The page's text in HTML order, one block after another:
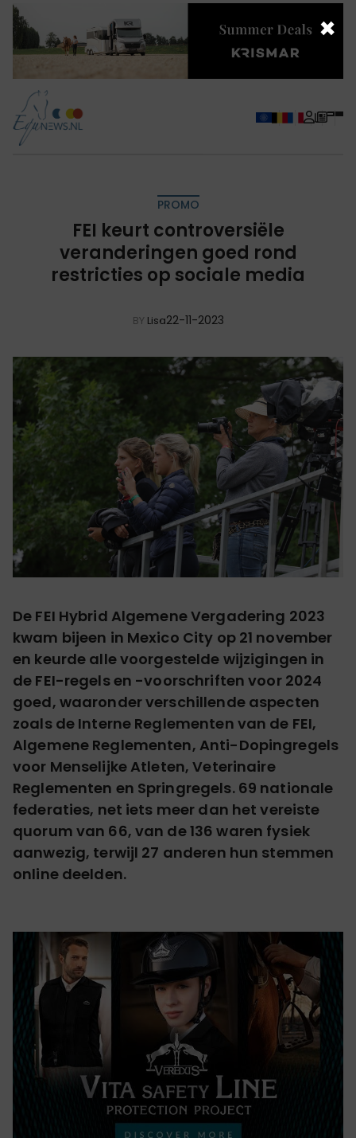
PROMO
FEI keurt controversiële
veranderingen goed rond
restricties op sociale media
BY Lisa22-11-2023
De FEI Hybrid Algemene Vergadering 2023
kwam bijeen in Mexico City op 21 november
en keurde alle voorgestelde wijzigingen in
de FEI-regels en -voorschriften voor 2024
goed, waaronder verschillende aspecten
zoals de Interne Reglementen van de FEI,
Algemene Reglementen, Anti-Dopingregels
voor Menselijke Atleten, Veterinaire
Reglementen en Springregels. 69 nationale
federaties, net iets meer dan het vereiste
quorum van 66, van de 136 waren fysiek
aanwezig, terwijl 27 anderen hun stemmen
online deelden.
×